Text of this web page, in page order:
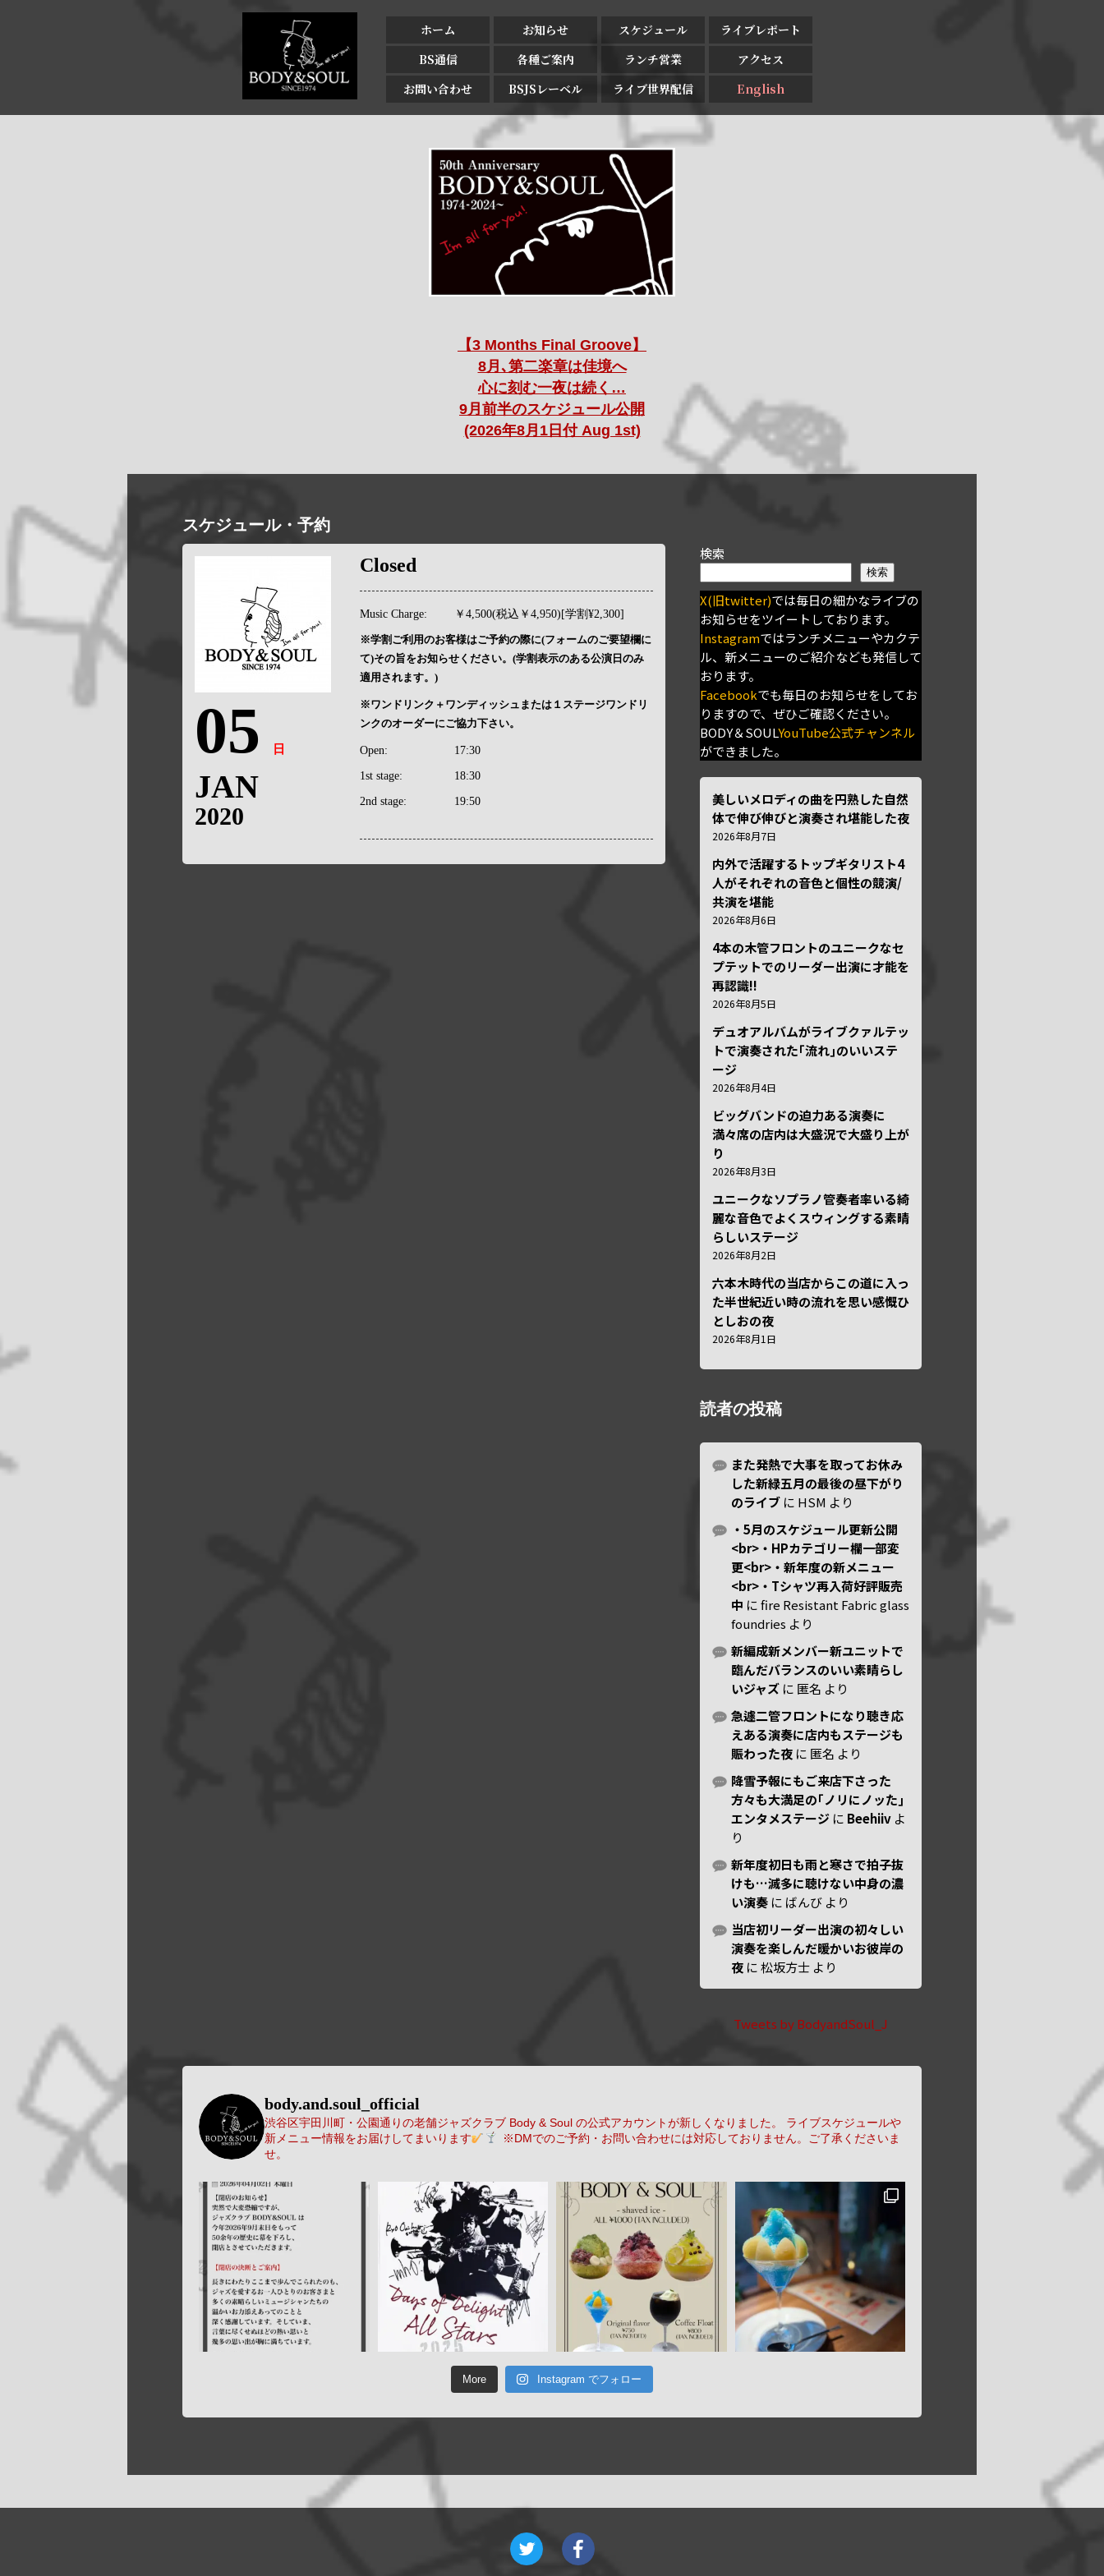
ホーム お知らせ スケジュール
ライブレポート
BS通信
各種ご案内 ランチ営業
アクセス
お問い合わせ
BSJSレーベル ライブ世界配信 English
【3 Months Final Groove】
8月､第二楽章は佳境へ
心に刻む一夜は続く…
9月前半のスケジュール公開
(2026年8月1日付 Aug 1st)
スケジュール・予約
05 日
JAN
2020
Closed
Music Charge: ￥4,500(税込￥4,950)[学割¥2,300]
※学割ご利用のお客様はご予約の際に(フォームのご要望欄に
て)その旨をお知らせください。(学割表示のある公演日のみ
適用されます。)
※ワンドリンク＋ワンディッシュまたは１ステージワンドリ
ンクのオーダーにご協力下さい。
Open: 17:30
1st stage: 18:30
2nd stage: 19:50
検索
検索
X(旧twitter)では毎日の細かなライブの
お知らせをツイートしております。
Instagramではランチメニューやカクテ
ル、新メニューのご紹介なども発信して
おります。
Facebookでも毎日のお知らせをしてお
りますので、ぜひご確認ください。
BODY＆SOULYouTube公式チャンネル
ができました。
美しいメロディの曲を円熟した自然
体で伸び伸びと演奏され堪能した夜
2026年8月7日
内外で活躍するトップギタリスト4
人がそれぞれの音色と個性の競演/
共演を堪能
2026年8月6日
4本の木管フロントのユニークなセ
プテットでのリーダー出演に才能を
再認識!!
2026年8月5日
デュオアルバムがライブクァルテッ
トで演奏された｢流れ｣のいいステ
ージ
2026年8月4日
ビッグバンドの迫力ある演奏に
満々席の店内は大盛況で大盛り上が
り
2026年8月3日
ユニークなソプラノ管奏者率いる綺
麗な音色でよくスウィングする素晴
らしいステージ
2026年8月2日
六本木時代の当店からこの道に入っ
た半世紀近い時の流れを思い感慨ひ
としおの夜
2026年8月1日
読者の投稿
また発熱で大事を取ってお休み
した新緑五月の最後の昼下がり
のライブ に HSM より
・5月のスケジュール更新公開
<br>・HPカテゴリー欄一部変
更<br>・新年度の新メニュー
<br>・Tシャツ再入荷好評販売
中 にfire Resistant Fabric glass
foundries より
新編成新メンバー新ユニットで
臨んだバランスのいい素晴らし
いジャズ に 匿名 より
急遽二管フロントになり聴き応
えある演奏に店内もステージも
賑わった夜 に 匿名 より
降雪予報にもご来店下さった
方々も大満足の｢ノリにノッた｣
エンタメステージ に Beehiiv よ
り
新年度初日も雨と寒さで拍子抜
けも…滅多に聴けない中身の濃
い演奏 に ばんび より
当店初リーダー出演の初々しい
演奏を楽しんだ暖かいお彼岸の
夜 に松坂方士 より
Tweets by BodyandSoul_J
body.and.soul_official
渋谷区宇田川町・公園通りの老舗ジャズクラブ Body & Soul の公式アカウントが新しくなりました。
ライブスケジュールや
新メニュー情報をお届けしてまいります
※DMでのご予約・お問い合わせには対応しておりません。ご了承くださいま
せ。
More Instagram でフォロー